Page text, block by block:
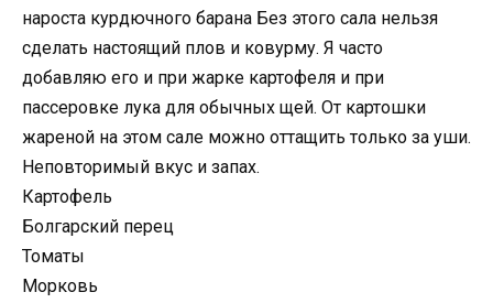
нароста курдючного барана Без этого сала нельзя
сделать настоящий плов и ковурму. Я часто
добавляю его и при жарке картофеля и при
пассеровке лука для обычных щей. От картошки
жареной на этом сале можно оттащить только за уши.
Неповторимый вкус и запах.
Картофель
Болгарский перец
Томаты
Морковь